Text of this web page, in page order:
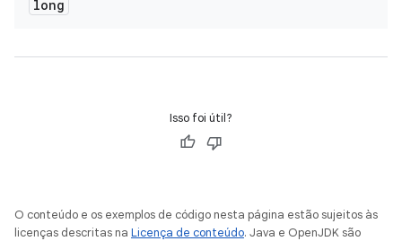
long
Isso foi útil?
O conteúdo e os exemplos de código nesta página estão sujeitos às
licenças descritas na Licença de conteúdo. Java e OpenJDK são